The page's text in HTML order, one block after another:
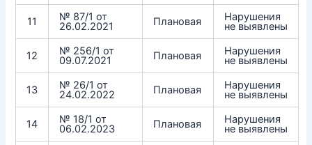
11 № 87/1 от
26.02.2021 Плановая Нарушения
не выявлены
12 № 256/1 от
09.07.2021 Плановая Нарушения
не выявлены
13 № 26/1 от
24.02.2022 Плановая Нарушения
не выявлены
14 № 18/1 от
06.02.2023 Плановая Нарушения
не выявлены